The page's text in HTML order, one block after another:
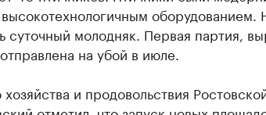
оборудованием.
суточный молодняк. Первая партия,
на убой в июле.
и продовольствия